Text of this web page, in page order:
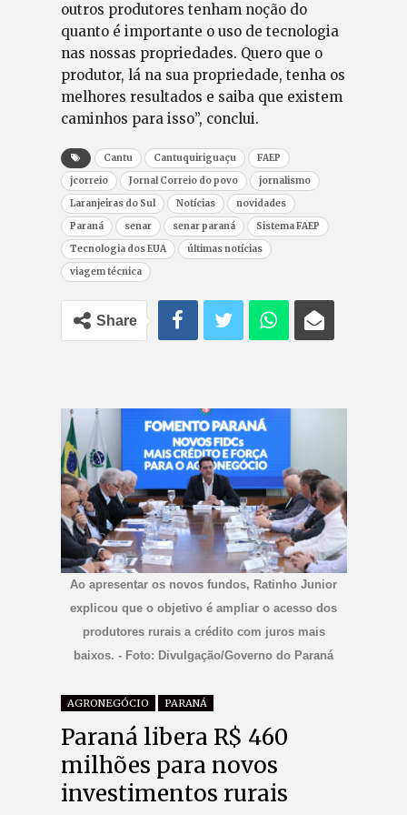
outros produtores tenham noção do
quanto é importante o uso de tecnologia
nas nossas propriedades. Quero que o
produtor, lá na sua propriedade, tenha os
melhores resultados e saiba que existem
caminhos para isso”, conclui.
Cantu Cantuquiriguaçu
FAEP
jcorreio
Jornal Correio do povo
jornalismo
Laranjeiras do Sul
Notícias
novidades
Paraná
senar senar paraná
Sistema FAEP
Tecnologia dos EUA
últimas notícias
viagem técnica
Share
Ao apresentar os novos fundos, Ratinho Junior
explicou que o objetivo é ampliar o acesso dos
produtores rurais a crédito com juros mais
baixos. - Foto: Divulgação/Governo do Paraná
AGRONEGÓCIO PARANÁ
Paraná libera R$ 460
milhões para novos
investimentos rurais